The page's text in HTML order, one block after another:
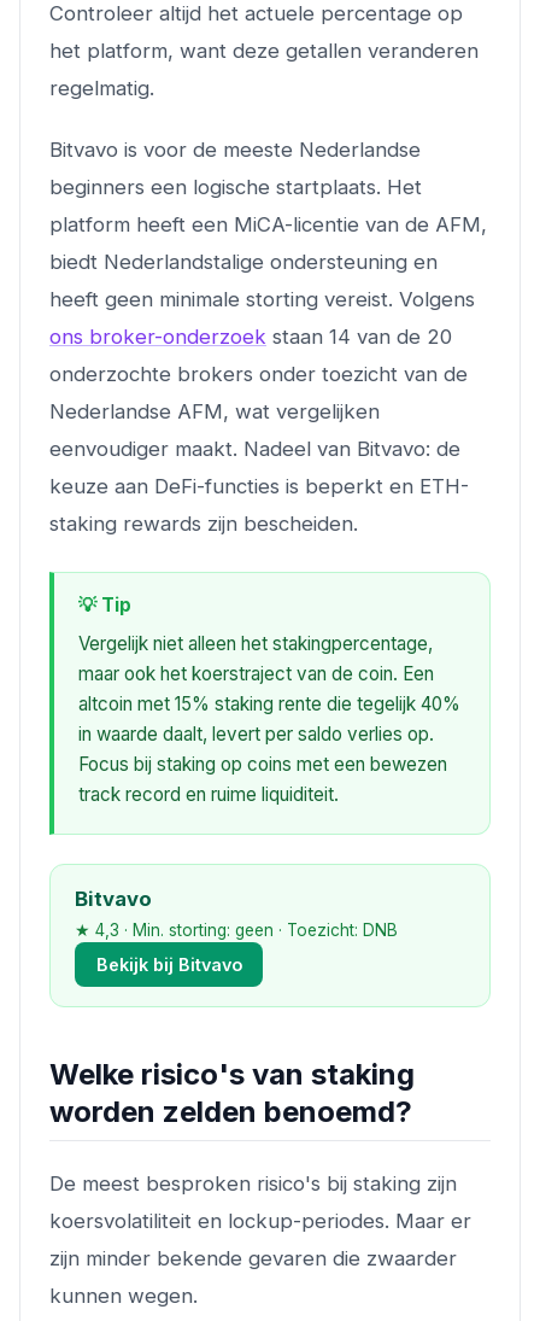
Controleer altijd het actuele percentage op
het platform, want deze getallen veranderen
regelmatig.
Bitvavo is voor de meeste Nederlandse
beginners een logische startplaats. Het
platform heeft een MiCA-licentie van de AFM,
biedt Nederlandstalige ondersteuning en
heeft geen minimale storting vereist. Volgens
ons broker-onderzoek staan 14 van de 20
onderzochte brokers onder toezicht van de
Nederlandse AFM, wat vergelijken
eenvoudiger maakt. Nadeel van Bitvavo: de
keuze aan DeFi-functies is beperkt en ETH-
staking rewards zijn bescheiden.
💡 Tip
Vergelijk niet alleen het stakingpercentage,
maar ook het koerstraject van de coin. Een
altcoin met 15% staking rente die tegelijk 40%
in waarde daalt, levert per saldo verlies op.
Focus bij staking op coins met een bewezen
track record en ruime liquiditeit.
Bitvavo
★ 4,3 · Min. storting: geen · Toezicht: DNB
Bekijk bij Bitvavo
Welke risico's van staking
worden zelden benoemd?
De meest besproken risico's bij staking zijn
koersvolatiliteit en lockup-periodes. Maar er
zijn minder bekende gevaren die zwaarder
kunnen wegen.